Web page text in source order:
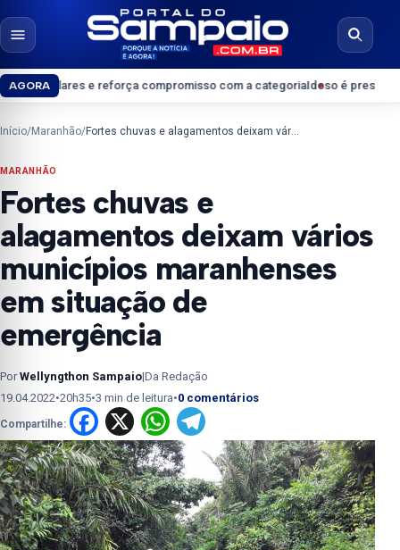
Pular para o conteúdo
Abrir menu
Abrir
AGORA
reforça compromisso com a categoriaIdoso é preso suspeito de
Início/Maranhão/ Fortes chuvas e alagamentos deixam vários municípios maranhenses em situação de emergência
MARANHÃO
Fortes chuvas e
alagamentos deixam vários
municípios maranhenses
em situação de
emergência
PorWellyngthon Sampaio|Da Redação
19.04.2022•20h35•3 min de leitura•0 comentários
Compartilhe: Facebook
X WhatsApp